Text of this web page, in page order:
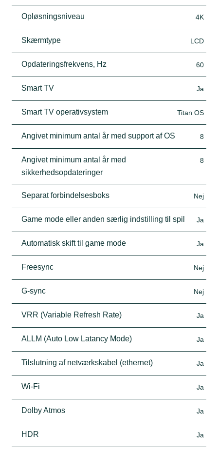
Opløsningsniveau 4K
Skærmtype LCD
Opdateringsfrekvens, Hz 60
Smart TV Ja
Smart TV operativsystem Titan OS
Angivet minimum antal år med support af OS 8
Angivet minimum antal år med
sikkerhedsopdateringer
8
Separat forbindelsesboks Nej
Game mode eller anden særlig indstilling til spil Ja
Automatisk skift til game mode Ja
Freesync Nej
G-sync Nej
VRR (Variable Refresh Rate) Ja
ALLM (Auto Low Latancy Mode) Ja
Tilslutning af netværkskabel (ethernet) Ja
Wi-Fi Ja
Dolby Atmos Ja
HDR Ja